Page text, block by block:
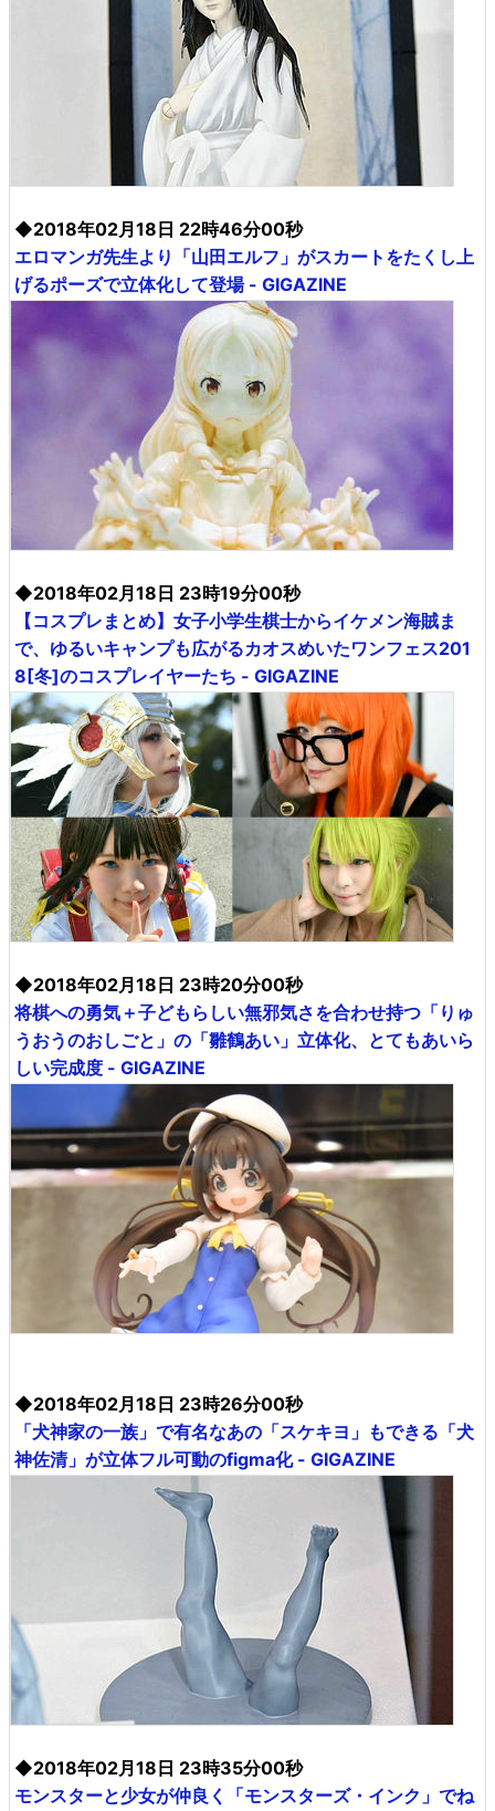
◆2018年02月18日 22時46分00秒
エロマンガ先生より「山田エルフ」がスカートをたくし上
げるポーズで立体化して登場 - GIGAZINE
◆2018年02月18日 23時19分00秒
【コスプレまとめ】女子小学生棋士からイケメン海賊ま
で、ゆるいキャンプも広がるカオスめいたワンフェス201
8[冬]のコスプレイヤーたち - GIGAZINE
◆2018年02月18日 23時20分00秒
将棋への勇気＋子どもらしい無邪気さを合わせ持つ「りゅ
うおうのおしごと」の「雛鶴あい」立体化、とてもあいら
しい完成度 - GIGAZINE
◆2018年02月18日 23時26分00秒
「犬神家の一族」で有名なあの「スケキヨ」もできる「犬
神佐清」が立体フル可動のfigma化 - GIGAZINE
◆2018年02月18日 23時35分00秒
モンスターと少女が仲良く「モンスターズ・インク」でね